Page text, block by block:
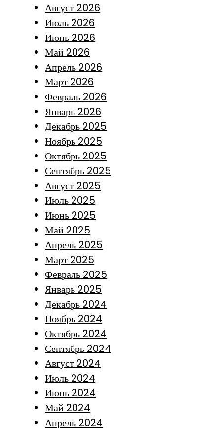
Август 2026
Июль 2026
Июнь 2026
Май 2026
Апрель 2026
Март 2026
Февраль 2026
Январь 2026
Декабрь 2025
Ноябрь 2025
Октябрь 2025
Сентябрь 2025
Август 2025
Июль 2025
Июнь 2025
Май 2025
Апрель 2025
Март 2025
Февраль 2025
Январь 2025
Декабрь 2024
Ноябрь 2024
Октябрь 2024
Сентябрь 2024
Август 2024
Июль 2024
Июнь 2024
Май 2024
Апрель 2024